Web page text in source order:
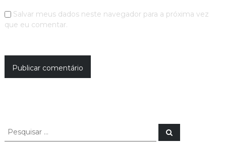
Salvar meus dados neste navegador para a próxima vez
que eu comentar.
P
P
e